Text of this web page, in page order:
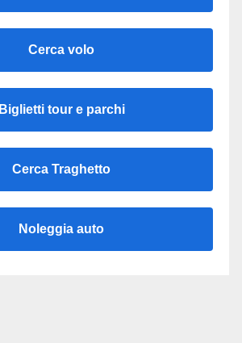
Cerca volo
Biglietti tour e parchi
Cerca Traghetto
Noleggia auto